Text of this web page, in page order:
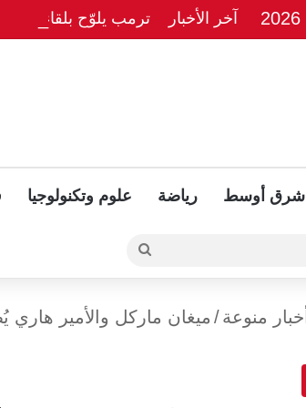
آخر الأخبار ترمب يلوّح بلقاء
شرق أوسط رياضة علوم وتكنولوجيا
البحث
أخبار منوعة/ ميغان ماركل والأمير هاري